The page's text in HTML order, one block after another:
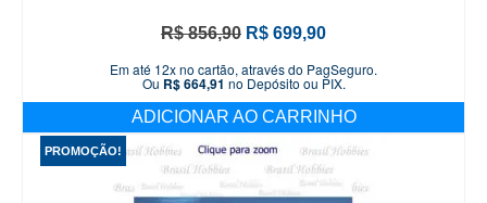
R$856,90 O
original
era:
R$ 856,90.
R$ 699,90O
atual
R$ 699,90.
Em até 12x no cartão, através do PagSeguro.
Ou R$664,91 no Depósito ou PIX.
ADICIONAR AO CARRINHO
PROMOÇÃO!